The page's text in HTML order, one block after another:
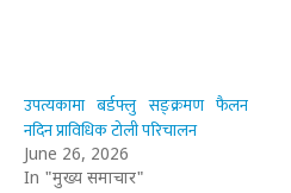
उपत्यकामा बर्डफ्लु सङ्क्रमण फैलन
नदिन प्राविधिक टोली परिचालन
June 26, 2026
In "मुख्य समाचार"